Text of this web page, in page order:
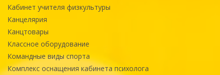
Кабинет учителя физкультуры
Канцелярия
Канцтовары
Классное оборудование
Командные виды спорта
Комплекс оснащения кабинета психолога